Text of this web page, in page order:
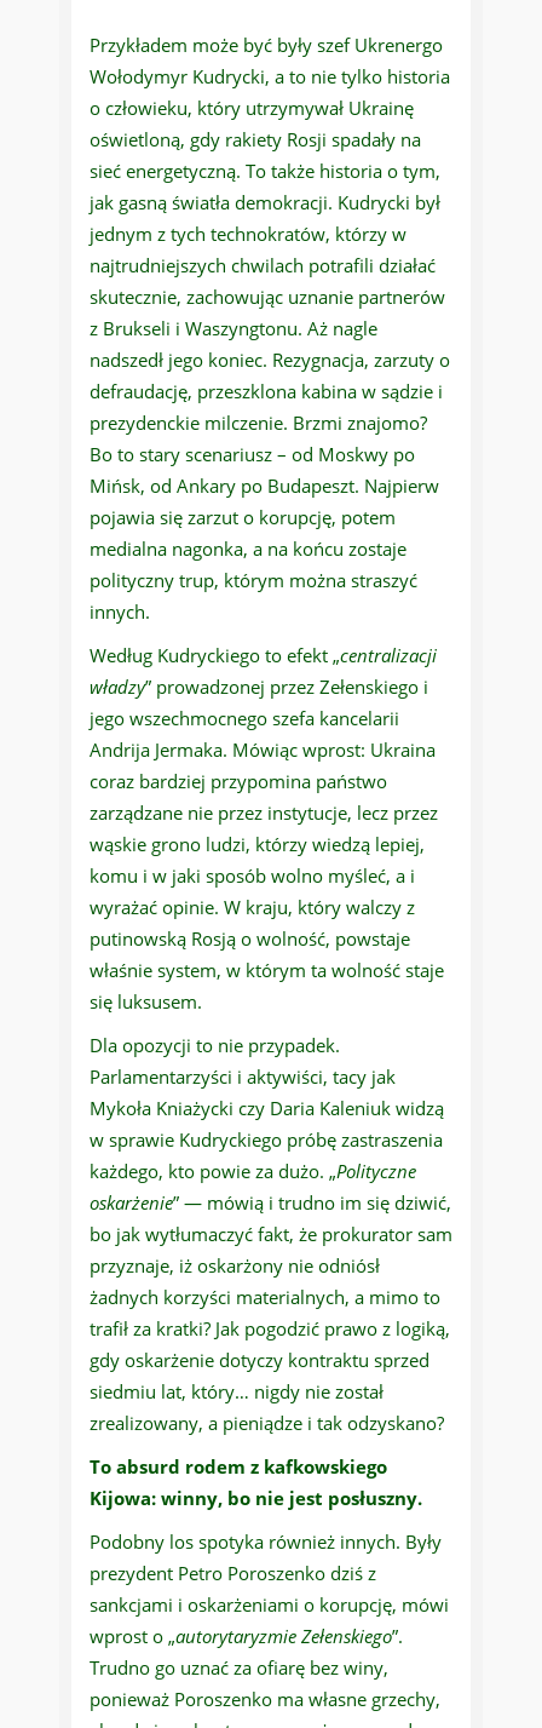
Przykładem może być były szef Ukrenergo
Wołodymyr Kudrycki, a to nie tylko historia
o człowieku, który utrzymywał Ukrainę
oświetloną, gdy rakiety Rosji spadały na
sieć energetyczną. To także historia o tym,
jak gasną światła demokracji. Kudrycki był
jednym z tych technokratów, którzy w
najtrudniejszych chwilach potrafili działać
skutecznie, zachowując uznanie partnerów
z Brukseli i Waszyngtonu. Aż nagle
nadszedł jego koniec. Rezygnacja, zarzuty o
defraudację, przeszklona kabina w sądzie i
prezydenckie milczenie. Brzmi znajomo?
Bo to stary scenariusz – od Moskwy po
Mińsk, od Ankary po Budapeszt. Najpierw
pojawia się zarzut o korupcję, potem
medialna nagonka, a na końcu zostaje
polityczny trup, którym można straszyć
innych.
Według Kudryckiego to efekt „centralizacji
władzy” prowadzonej przez Zełenskiego i
jego wszechmocnego szefa kancelarii
Andrija Jermaka. Mówiąc wprost: Ukraina
coraz bardziej przypomina państwo
zarządzane nie przez instytucje, lecz przez
wąskie grono ludzi, którzy wiedzą lepiej,
komu i w jaki sposób wolno myśleć, a i
wyrażać opinie. W kraju, który walczy z
putinowską Rosją o wolność, powstaje
właśnie system, w którym ta wolność staje
się luksusem.
Dla opozycji to nie przypadek.
Parlamentarzyści i aktywiści, tacy jak
Mykoła Kniażycki czy Daria Kaleniuk widzą
w sprawie Kudryckiego próbę zastraszenia
każdego, kto powie za dużo. „Polityczne
oskarżenie” — mówią i trudno im się dziwić,
bo jak wytłumaczyć fakt, że prokurator sam
przyznaje, iż oskarżony nie odniósł
żadnych korzyści materialnych, a mimo to
trafił za kratki? Jak pogodzić prawo z logiką,
gdy oskarżenie dotyczy kontraktu sprzed
siedmiu lat, który… nigdy nie został
zrealizowany, a pieniądze i tak odzyskano?
To absurd rodem z kafkowskiego
Kijowa: winny, bo nie jest posłuszny.
Podobny los spotyka również innych. Były
prezydent Petro Poroszenko dziś z
sankcjami i oskarżeniami o korupcję, mówi
wprost o „autorytaryzmie Zełenskiego”.
Trudno go uznać za ofiarę bez winy,
ponieważ Poroszenko ma własne grzechy,